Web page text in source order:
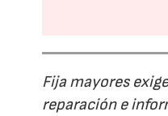
Fija mayores
reparación e